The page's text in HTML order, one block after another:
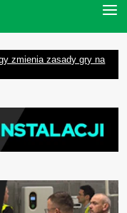
zmienia zasady gry na